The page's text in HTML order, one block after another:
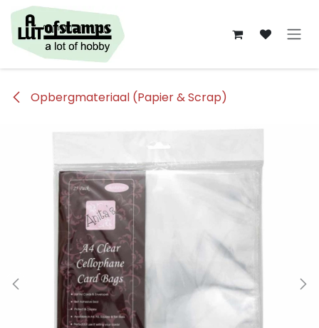
Overslaan naar inhoud
Opbergmateriaal (Papier & Scrap)